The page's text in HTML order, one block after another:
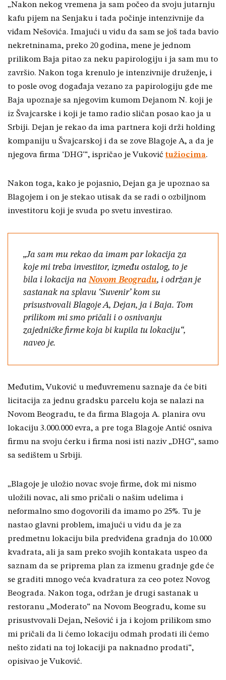
„Nakon nekog vremena ja sam počeo da svoju jutarnju
kafu pijem na Senjaku i tada počinje intenzivnije da
viđam Nešovića. Imajući u vidu da sam se još tada bavio
nekretninama, preko 20 godina, mene je jednom
prilikom Baja pitao za neku papirologiju i ja sam mu to
završio. Nakon toga krenulo je intenzivnije druženje, i
to posle ovog događaja vezano za papirologiju gde me
Baja upoznaje sa njegovim kumom Dejanom N. koji je
iz Švajcarske i koji je tamo radio sličan posao kao ja u
Srbiji. Dejan je rekao da ima partnera koji drži holding
kompaniju u Švajcarskoj i da se zove Blagoje A, a da je
njegova firma ‘DHG'“, ispričao je Vuković tužiocima.
Nakon toga, kako je pojasnio, Dejan ga je upoznao sa
Blagojem i on je stekao utisak da se radi o ozbiljnom
investitoru koji je svuda po svetu investirao.
„Ja sam mu rekao da imam par lokacija za
koje mi treba investitor, između ostalog, to je
bila i lokacija naNovom Beogradu, i održan je
sastanak na splavu ‘Suvenir’ kom su
prisustvovali Blagoje A, Dejan, ja i Baja. Tom
prilikom mi smo pričali i o osnivanju
zajedničke firme koja bi kupila tu lokaciju“,
naveo je.
Međutim, Vuković u međuvremenu saznaje da će biti
licitacija za jednu gradsku parcelu koja se nalazi na
Novom Beogradu, te da firma Blagoja A. planira ovu
lokaciju 3.000.000 evra, a pre toga Blagoje Antić osniva
firmu na svoju ćerku i firma nosi isti naziv „DHG“, samo
sa sedištem u Srbiji.
„Blagoje je uložio novac svoje firme, dok mi nismo
uložili novac, ali smo pričali o našim udelima i
neformalno smo dogovorili da imamo po 25%. Tu je
nastao glavni problem, imajući u vidu da je za
predmetnu lokaciju bila predviđena gradnja do 10.000
kvadrata, ali ja sam preko svojih kontakata uspeo da
saznam da se priprema plan za izmenu gradnje gde će
se graditi mnogo veća kvadratura za ceo potez Novog
Beograda. Nakon toga, održan je drugi sastanak u
restoranu „Moderato“ na Novom Beogradu, kome su
prisustvovali Dejan, Nešović i ja i kojom prilikom smo
mi pričali da li ćemo lokaciju odmah prodati ili ćemo
nešto zidati na toj lokaciji pa naknadno prodati“,
opisivao je Vuković.